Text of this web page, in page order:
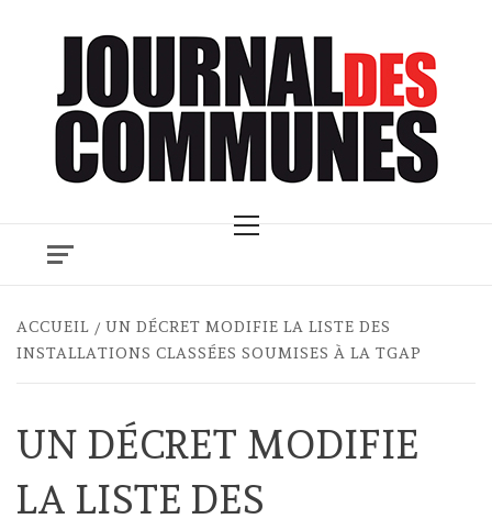
Menu
ACCUEIL
UN DÉCRET MODIFIE LA LISTE DES
INSTALLATIONS CLASSÉES SOUMISES À LA TGAP
UN DÉCRET MODIFIE
LA LISTE DES